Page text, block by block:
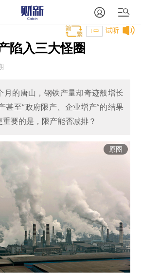
试听
T中
陷入三大怪圈
月的唐山，钢铁产量却奇迹般增长
甚至“政府限产、企业增产”的结果
要的是，限产能否减排？
原图